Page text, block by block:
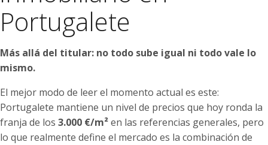
Portugalete
Más allá del titular: no todo sube igual ni todo vale lo
mismo.
El mejor modo de leer el momento actual es este:
Portugalete mantiene un nivel de precios que hoy ronda la
franja de los 3.000 €/m²en las referencias generales, pero
lo que realmente define el mercado es la combinación de